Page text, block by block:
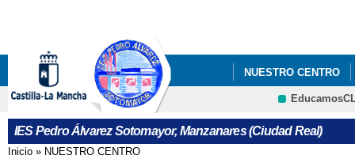
NUESTRO CENTRO
INFÓRMATE
IES Pedro Álvarez Sotomayor, Manzanares (Ciudad Real)
Inicio » NUESTRO CENTRO